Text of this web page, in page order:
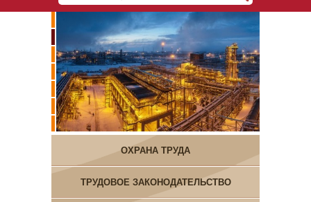
ОХРАНА ТРУДА
ТРУДОВОЕ ЗАКОНОДАТЕЛЬСТВО